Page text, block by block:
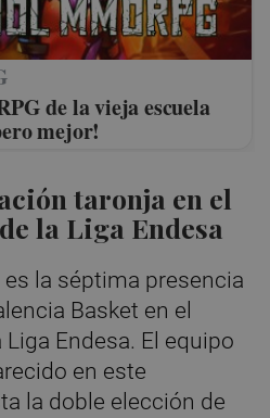
de la vieja escuela
mejor!
taronja en el
la Liga Endesa
la séptima presencia
Basket en el
Endesa. El equipo
en este
la doble elección de